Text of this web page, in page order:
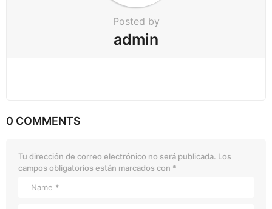
Posted by
admin
0 COMMENTS
Tu dirección de correo electrónico no será publicada. Los
campos obligatorios están marcados con *